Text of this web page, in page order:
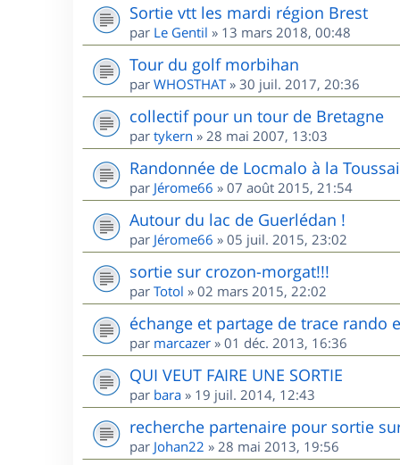
Sortie vtt les mardi région Brest
par Le Gentil » 13 mars 2018, 00:48
Tour du golf morbihan
par WHOSTHAT» 30 juil. 2017, 20:36
collectif pour un tour de Bretagne
par tykern » 28 mai 2007, 13:03
Randonnée de Locmalo à la
par Jérome66 » 07 août 2015, 21:54
Autour du lac de Guerlédan !
par Jérome66 » 05 juil. 2015, 23:02
sortie sur crozon-morgat!!!
par Totol » 02 mars 2015, 22:02
échange et partage de trace rando
par marcazer » 01 déc. 2013, 16:36
QUI VEUT FAIRE UNE SORTIE
par bara » 19 juil. 2014, 12:43
recherche partenaire pour sortie
par Johan22 » 28 mai 2013, 19:56